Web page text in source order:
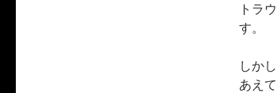
トラ
す。
しか
あえ